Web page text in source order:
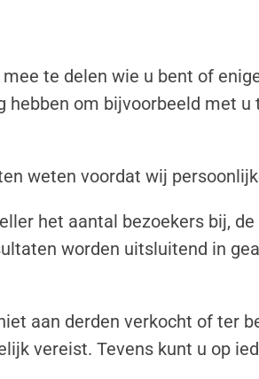
te delen wie u bent of
om bijvoorbeeld met
weten voordat wij
het aantal bezoekers bij,
worden uitsluitend in
aan derden verkocht of ter
vereist. Tevens kunt u op